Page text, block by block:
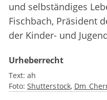
und selbständiges
Fischbach, Präsident
der Kinder- und
Urheberrecht
Text: ah
Foto: Shutterstock